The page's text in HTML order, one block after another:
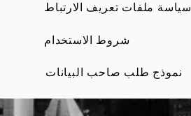
سياسة ملفات تعريف الارتباط
شروط الاستخدام
نموذج طلب صاحب البيانات